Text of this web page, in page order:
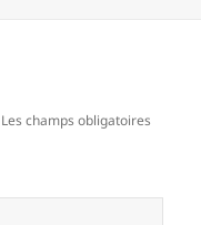
Les champs obligatoires